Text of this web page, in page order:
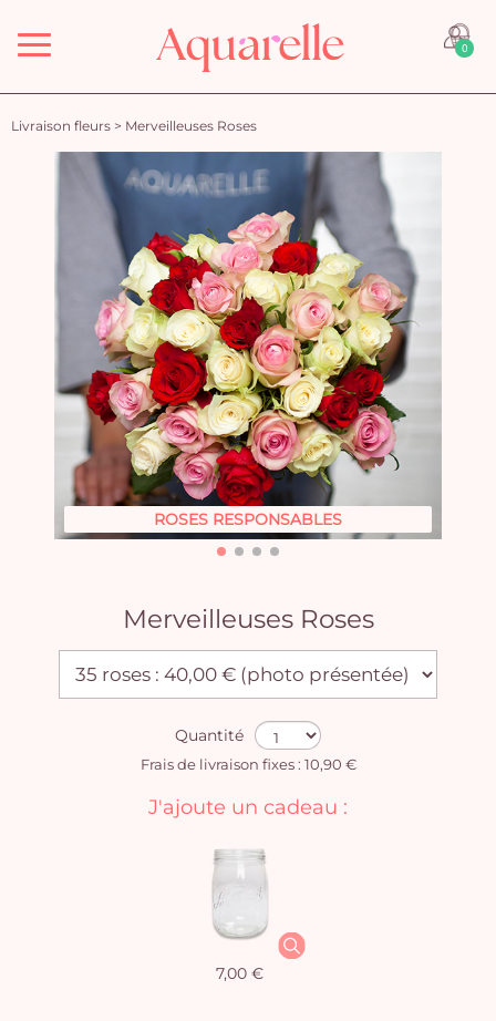
Menu 0
Livraison fleurs > Merveilleuses Roses
ROSES RESPONSABLES
Merveilleuses Roses
Quantité
Frais de livraison fixes : 10,90 €
J'ajoute un cadeau :
7,00 €